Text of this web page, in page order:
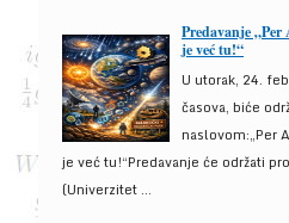
Predavanje
je već tu!“
U utorak, 24.
časova, biće
naslovom:„Per
je već tu!“Predavanje će održati
(Univerzitet ...